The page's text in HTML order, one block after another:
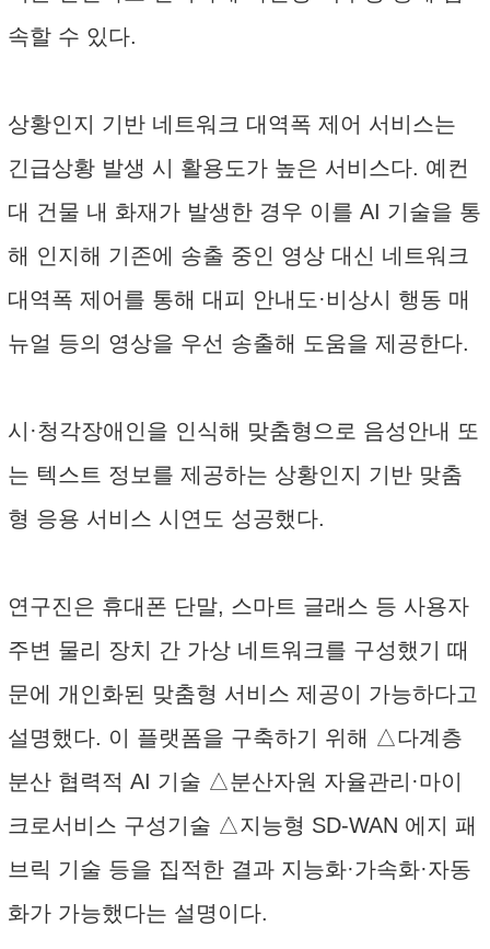
속할 수 있다.
상황인지 기반 네트워크 대역폭 제어 서비스는
긴급상황 발생 시 활용도가 높은 서비스다. 예컨
대 건물 내 화재가 발생한 경우 이를 AI 기술을 통
해 인지해 기존에 송출 중인 영상 대신 네트워크
대역폭 제어를 통해 대피 안내도·비상시 행동 매
뉴얼 등의 영상을 우선 송출해 도움을 제공한다.
시·청각장애인을 인식해 맞춤형으로 음성안내 또
는 텍스트 정보를 제공하는 상황인지 기반 맞춤
형 응용 서비스 시연도 성공했다.
연구진은 휴대폰 단말, 스마트 글래스 등 사용자
주변 물리 장치 간 가상 네트워크를 구성했기 때
문에 개인화된 맞춤형 서비스 제공이 가능하다고
설명했다. 이 플랫폼을 구축하기 위해 △다계층
분산 협력적 AI 기술 △분산자원 자율관리·마이
크로서비스 구성기술 △지능형 SD-WAN 에지 패
브릭 기술 등을 집적한 결과 지능화·가속화·자동
화가 가능했다는 설명이다.